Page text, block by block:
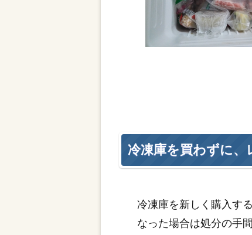
冷凍庫を買わずに、
冷凍庫を新しく購入す
なった場合は処分の手